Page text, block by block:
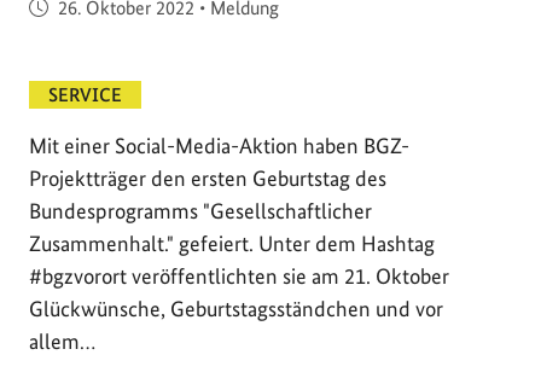
Veröffentlicht am
26. Oktober 2022 • Meldung
SERVICE
Mit einer Social-Media-Aktion haben BGZ-
Projektträger den ersten Geburtstag des
Bundesprogramms "Gesellschaftlicher
Zusammenhalt." gefeiert. Unter dem Hashtag
#bgzvorort veröffentlichten sie am 21. Oktober
Glückwünsche, Geburtstagsständchen und vor
allem…